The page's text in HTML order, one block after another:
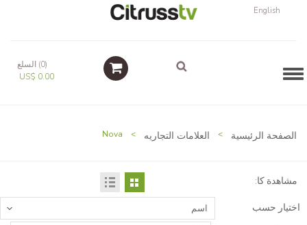
English
Navigation
(0) السلع
US$ 0.00
الصفحة الرئيسية > العلامات التجاريه >
Nova
مشاهدة كا:
اختيار حسب اسم